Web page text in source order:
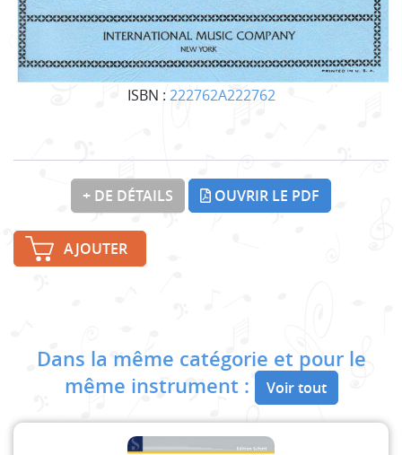
ISBN : 222762A222762
+ DE DÉTAILS OUVRIR LE PDF
AJOUTER
Dans la même catégorie et pour le
même instrument :
Voir tout